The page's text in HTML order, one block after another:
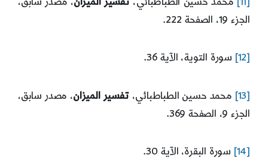
الجزء 19، الصفحة 222.
[12] سورة التوية، الآية 36.
[13] محمد حسين الطباطبائي،تفسير الميزان، مصدر سابق،
الجزء 9، الصفحة 369.
[14] سورة البقرة، الآية 30.